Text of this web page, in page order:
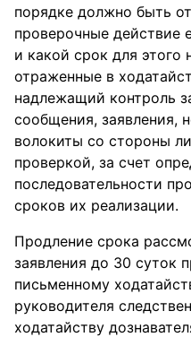
порядке должно быть
проверочные действие
и какой срок для этого
отраженные в
надлежащий контроль
сообщения, заявления,
волокиты со стороны
проверкой, за счет
последовательности
сроков их реализации.
Продление срока
заявления до 30 суток
письменному
руководителя
ходатайству